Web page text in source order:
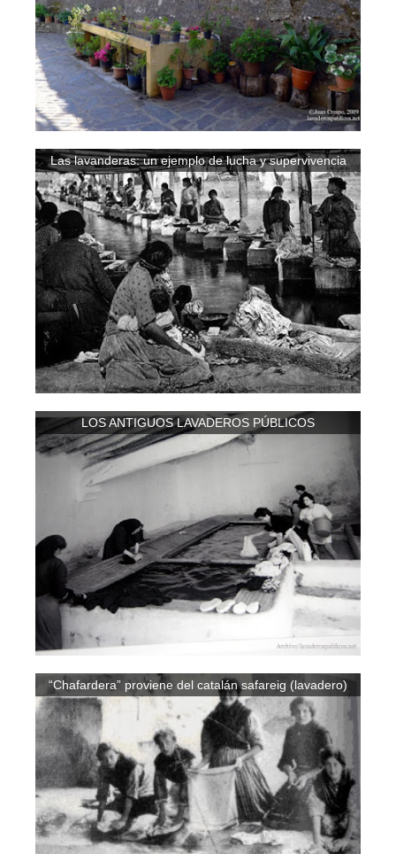
Las lavanderas: un ejemplo de lucha y supervivencia
LOS ANTIGUOS LAVADEROS PÚBLICOS
“Chafardera” proviene del catalán safareig (lavadero)